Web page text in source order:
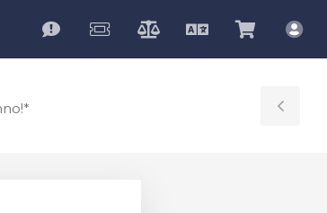
Italiano
Carrello